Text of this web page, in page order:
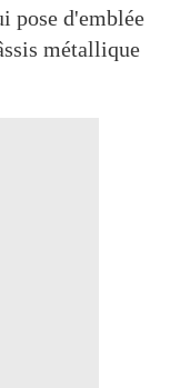
pose d'emblée
métallique